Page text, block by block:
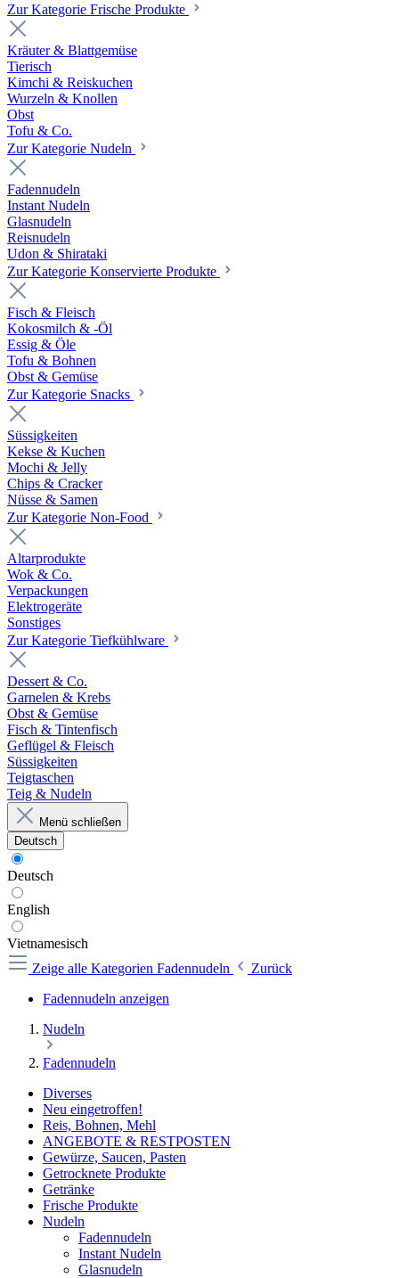
Zur Kategorie Frische Produkte
Kräuter & Blattgemüse
Tierisch
Kimchi & Reiskuchen
Wurzeln & Knollen
Obst
Tofu & Co.
Zur Kategorie Nudeln
Fadennudeln
Instant Nudeln
Glasnudeln
Reisnudeln
Udon & Shirataki
Zur Kategorie Konservierte Produkte
Fisch & Fleisch
Kokosmilch & -Öl
Essig & Öle
Tofu & Bohnen
Obst & Gemüse
Zur Kategorie Snacks
Süssigkeiten
Kekse & Kuchen
Mochi & Jelly
Chips & Cracker
Nüsse & Samen
Zur Kategorie Non-Food
Altarprodukte
Wok & Co.
Verpackungen
Elektrogeräte
Sonstiges
Zur Kategorie Tiefkühlware
Dessert & Co.
Garnelen & Krebs
Obst & Gemüse
Fisch & Tintenfisch
Geflügel & Fleisch
Süssigkeiten
Teigtaschen
Teig & Nudeln
Menü schließen
Deutsch
Deutsch
English
Vietnamesisch
Zeige alle Kategorien Fadennudeln
Zurück
Fadennudeln anzeigen
Nudeln
Fadennudeln
Diverses
Neu eingetroffen!
Reis, Bohnen, Mehl
ANGEBOTE & RESTPOSTEN
Gewürze, Saucen, Pasten
Getrocknete Produkte
Getränke
Frische Produkte
Nudeln
Fadennudeln
Instant Nudeln
Glasnudeln